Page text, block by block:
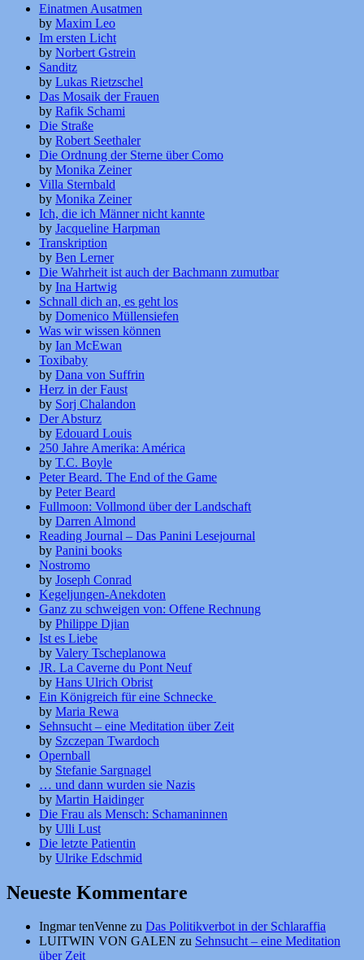
Einatmen Ausatmen
by Maxim Leo
Im ersten Licht
by Norbert Gstrein
Sanditz
by Lukas Rietzschel
Das Mosaik der Frauen
by Rafik Schami
Die Straße
by Robert Seethaler
Die Ordnung der Sterne über Como
by Monika Zeiner
Villa Sternbald
by Monika Zeiner
Ich, die ich Männer nicht kannte
by Jacqueline Harpman
Transkription
by Ben Lerner
Die Wahrheit ist auch der Bachmann zumutbar
by Ina Hartwig
Schnall dich an, es geht los
by Domenico Müllensiefen
Was wir wissen können
by Ian McEwan
Toxibaby
by Dana von Suffrin
Herz in der Faust
by Sorj Chalandon
Der Absturz
by Edouard Louis
250 Jahre Amerika: América
by T.C. Boyle
Peter Beard. The End of the Game
by Peter Beard
Fullmoon: Vollmond über der Landschaft
by Darren Almond
Reading Journal – Das Panini Lesejournal
by Panini books
Nostromo
by Joseph Conrad
Kegeljungen-Anekdoten
Ganz zu schweigen von: Offene Rechnung
by Philippe Djian
Ist es Liebe
by Valery Tscheplanowa
JR. La Caverne du Pont Neuf
by Hans Ulrich Obrist
Ein Königreich für eine Schnecke
by Maria Rewa
Sehnsucht – eine Meditation über Zeit
by Szczepan Twardoch
Opernball
by Stefanie Sargnagel
… und dann wurden sie Nazis
by Martin Haidinger
Die Frau als Mensch: Schamaninnen
by Ulli Lust
Die letzte Patientin
by Ulrike Edschmid
Neueste Kommentare
Ingmar tenVenne zu Das Politikverbot in der Schlaraffia
LUITWIN VON GALEN zu Sehnsucht – eine Meditation
über Zeit